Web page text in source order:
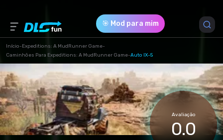
🎯 Mod para mim
Início-Expeditions: A MudRunner Game-
Caminhões Para Expeditions: A MudRunner Game-Auto IX-5
Avaliação
0.0
Versão do Jogo *
1.0.0.0 (ix_5_pc-ej5m.zip)
Download (80.04 Mb)